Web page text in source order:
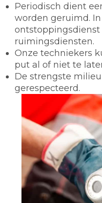
Periodisch dient
worden geruimd.
ruimingsdiensten.
Onze techniekers
put al of niet te
De strengste
gerespecteerd.